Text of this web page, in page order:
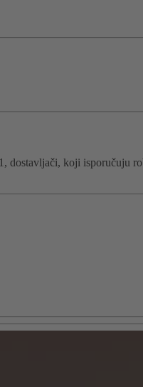
dostavljači, koji isporučuju